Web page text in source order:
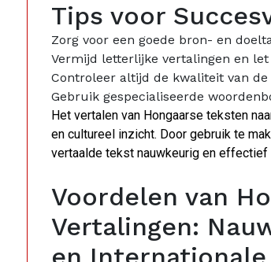
Tips voor
Zorg voor een goede bron- en
Vermijd letterlijke vertalingen en
Controleer altijd de kwaliteit van
Gebruik gespecialiseerde
Het vertalen van Hongaarse teksten
en cultureel inzicht. Door gebruik te
vertaalde tekst nauwkeurig en
Voordelen van
Vertalingen: